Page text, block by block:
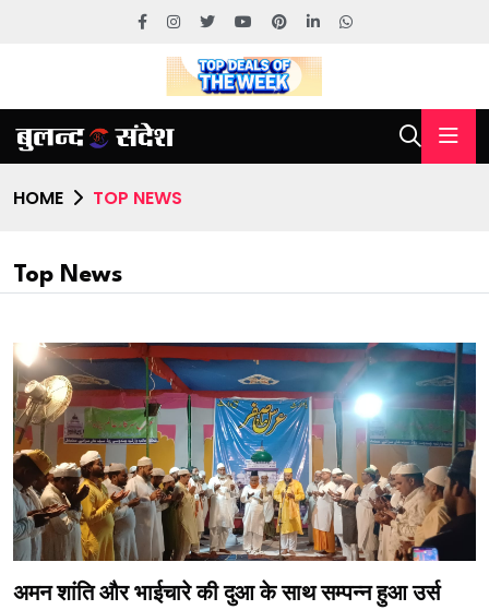
HOME TOP NEWS
Top News
अमन शांति और भाईचारे की दुआ के साथ सम्पन्न हुआ उर्स